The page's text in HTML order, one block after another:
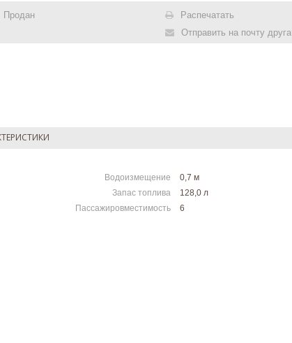
Продан
Распечатать
Отправить на почту друга
Водоизмещение
0,7 м
Запас топлива
128,0 л
Пассажировместимость
6